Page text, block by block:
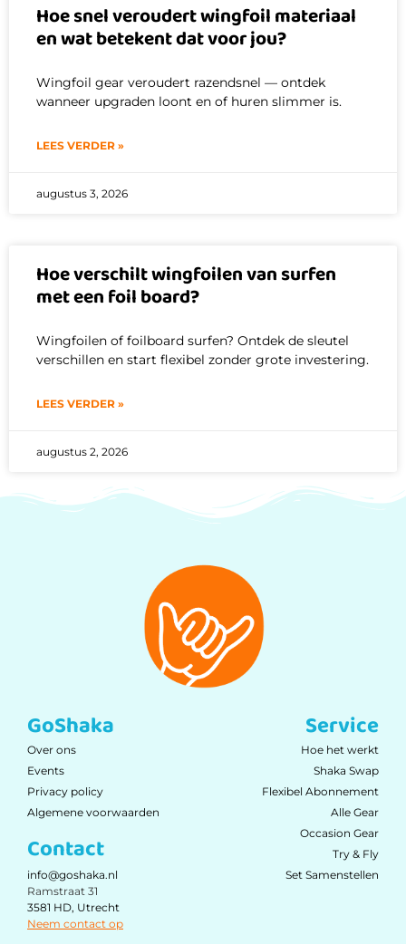
Hoe snel veroudert wingfoil materiaal
en wat betekent dat voor jou?
Wingfoil gear veroudert razendsnel — ontdek
wanneer upgraden loont en of huren slimmer is.
LEES VERDER »
augustus 3, 2026
Hoe verschilt wingfoilen van surfen
met een foil board?
Wingfoilen of foilboard surfen? Ontdek de sleutel
verschillen en start flexibel zonder grote investering.
LEES VERDER »
augustus 2, 2026
GoShaka
Over ons
Events
Privacy policy
Algemene voorwaarden
Contact
info@goshaka.nl
Ramstraat 31
3581 HD, Utrecht
Neem contact op
Service
Hoe het werkt
Shaka Swap
Flexibel Abonnement
Alle Gear
Occasion Gear
Try & Fly
Set Samenstellen